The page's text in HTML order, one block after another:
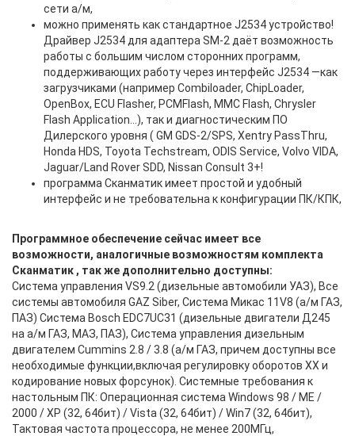
сети а/м,
можно применять как стандартное J2534 устройство!
Драйвер J2534 для адаптера SM-2 даёт возможность
работы с большим числом сторонних программ,
поддерживающих работу через интерфейс J2534 —как
загрузчиками (например Combiloader, ChipLoader,
OpenBox, ECU Flasher, PCMFlash, MMC Flash, Chrysler
Flash Application…), так и диагностическим ПО
Дилерского уровня ( GM GDS-2/SPS, Xentry PassThru,
Honda HDS, Toyota Techstream, ODIS Service, Volvo VIDA,
Jaguar/Land Rover SDD, Nissan Consult 3+!
программа Сканматик имеет простой и удобный
интерфейс и не требовательна к конфигурации ПК/КПК,
Программное обеспечение сейчас имеет все
возможности, аналогичные возможностям комплекта
Сканматик , так же дополнительно доступны:
Система управления VS9.2 (дизельные автомобили УАЗ), Все
системы автомобиля GAZ Siber, Система Микас 11V8 (а/м ГАЗ,
ПАЗ) Система Bosch EDC7UC31 (дизельные двигатели Д245
на а/м ГАЗ, МАЗ, ПАЗ), Система управления дизельным
двигателем Cummins 2.8 / 3.8 (а/м ГАЗ, причем доступны все
необходимые функции,включая регулировку оборотов ХХ и
кодирование новых форсунок). Системные требования к
настольным ПК: Операционная система Windows 98 / ME /
2000 / XP (32, 64бит) / Vista (32, 64бит) / Win7 (32, 64бит),
Тактовая частота процессора, не менее 200МГц,